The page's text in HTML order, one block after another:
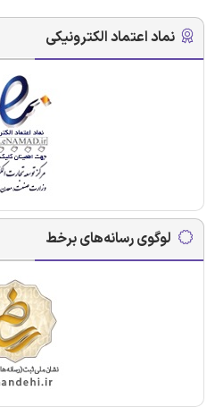
نماد اعتماد الکترونیکی
لوگوی رسانه‌های برخط